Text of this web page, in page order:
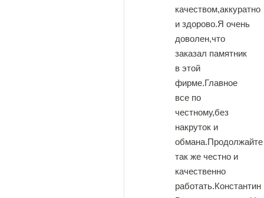
качеством,аккуратно
и здорово.Я очень
доволен,что
заказал памятник
в этой
фирме.Главное
все по
честному,без
накруток и
обмана.Продолжайте
так же честно и
качественно
работать.Константин